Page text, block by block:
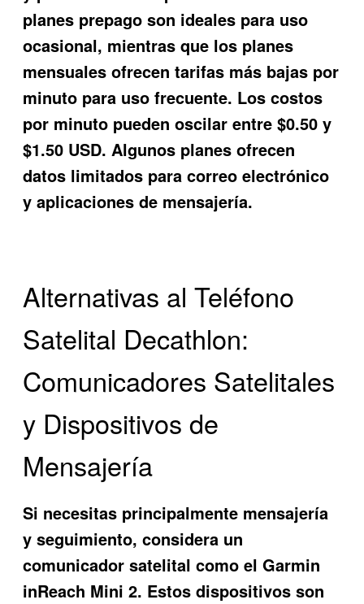
planes prepago son ideales para uso
ocasional, mientras que los planes
mensuales ofrecen tarifas más bajas por
minuto para uso frecuente. Los costos
por minuto pueden oscilar entre $0.50 y
$1.50 USD. Algunos planes ofrecen
datos limitados para correo electrónico
y aplicaciones de mensajería.
Alternativas al Teléfono
Satelital Decathlon:
Comunicadores Satelitales
y Dispositivos de
Mensajería
Si necesitas principalmente mensajería
y seguimiento, considera un
comunicador satelital como el Garmin
inReach Mini 2. Estos dispositivos son